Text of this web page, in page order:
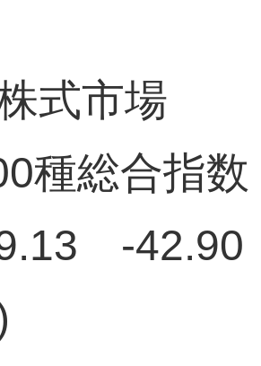
式市場
種総合指
-42.90